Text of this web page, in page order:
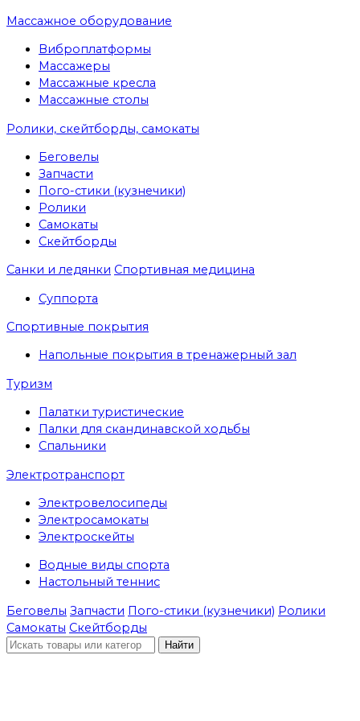
Массажное оборудование
Виброплатформы
Массажеры
Массажные кресла
Массажные столы
Ролики, скейтборды, самокаты
Беговелы
Запчасти
Пого-стики (кузнечики)
Ролики
Самокаты
Скейтборды
Санки и ледянки Спортивная медицина
Суппорта
Спортивные покрытия
Напольные покрытия в тренажерный зал
Туризм
Палатки туристические
Палки для скандинавской ходьбы
Спальники
Электротранспорт
Электровелосипеды
Электросамокаты
Электроскейты
Водные виды спорта
Настольный теннис
Беговелы Запчасти Пого-стики (кузнечики) Ролики
Самокаты Скейтборды
Найти